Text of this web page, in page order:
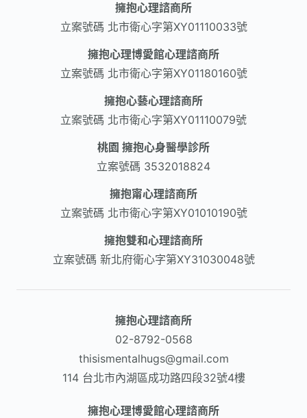
擁抱心理諮商所
立案號碼 北市衛心字第XY01110033號
擁抱心理博愛館心理諮商所
立案號碼 北市衛心字第XY01180160號
擁抱心藝心理諮商所
立案號碼 北市衛心字第XY01110079號
桃園 擁抱心身醫學診所
立案號碼 3532018824
擁抱甯心理諮商所
立案號碼 北市衛心字第XY01010190號
擁抱雙和心理諮商所
立案號碼 新北府衛心字第XY31030048號
擁抱心理諮商所
02-8792-0568​
thisismentalhugs@gmail.com
114 台北市內湖區成功路四段32號4樓
擁抱心理博愛館心理諮商所